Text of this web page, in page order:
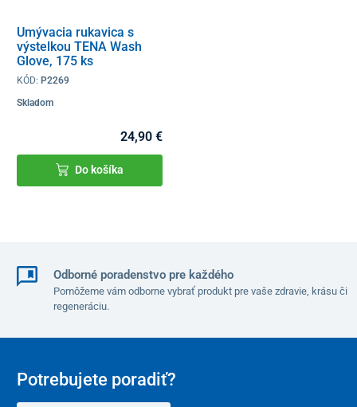
Umývacia rukavica s
výstelkou TENA Wash
Glove, 175 ks
KÓD: P2269
Skladom
24,90 €
Do košíka
Odborné poradenstvo pre každého
Pomôžeme vám odborne vybrať produkt pre vaše zdravie, krásu či
regeneráciu.
Potrebujete poradiť?